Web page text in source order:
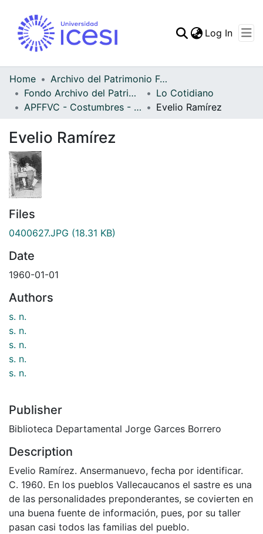
Statistics
Log In
Home
Archivo del Patrimonio Fotográfico y Fílmico del Valle del Cauca
Fondo Archivo del Patrimonio Fotográfico y Fílmico del Valle del Cauca
Lo Cotidiano
APFFVC - Costumbres - Patrimonial
Evelio Ramírez
Evelio Ramírez
Files
0400627.JPG (18.31 KB)
Date
1960-01-01
Authors
s. n.
s. n.
s. n.
s. n.
s. n.
Publisher
Biblioteca Departamental Jorge Garces Borrero
Description
Evelio Ramírez. Ansermanuevo, fecha por identificar.
C. 1960. En los pueblos Vallecaucanos el sastre es una
de las personalidades preponderantes, se covierten en
una buena fuente de información, pues, por su taller
pasan casi todos las familias del pueblo.